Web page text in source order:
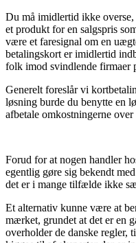
Du må imidlertid ikke
et produkt for en salgspris
være et faresignal om en
betalingskort er imidlertid
folk imod svindlende firmaer
Generelt foreslår vi
løsning burde du benytte en
afbetale omkostningerne over
Forud for at nogen handler
egentlig gøre sig bekendt
det er i mange tilfælde ikke
Et alternativ kunne være at
mærket, grundet at det er en
overholder de danske regler,